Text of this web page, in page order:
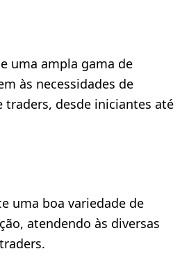
uma ampla gama de
às necessidades de
traders, desde iniciantes até
uma boa variedade de
atendendo às diversas